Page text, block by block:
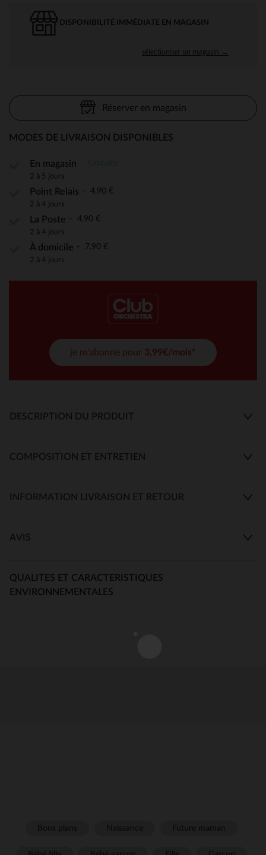
DISPONIBILITÉ IMMÉDIATE EN MAGASIN
sélectionner un magasin →
Réserver en magasin
MODES DE LIVRAISON DISPONIBLES
En magasin
2 à 5 jours
Point Relais 4,90 €
2 à 4 jours
La Poste 4,90 €
2 à 4 jours
À domicile 7,90 €
2 à 4 jours
je m'abonne pour 3,99€/mois*
DESCRIPTION DU PRODUIT
COMPOSITION ET ENTRETIEN
INFORMATION LIVRAISON ET RETOUR
AVIS
QUALITES ET CARACTERISTIQUES
ENVIRONNEMENTALES